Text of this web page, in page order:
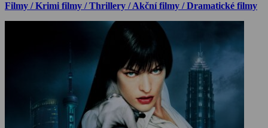
Filmy / Krimi filmy / Thrillery / Akční filmy / Dramatické filmy